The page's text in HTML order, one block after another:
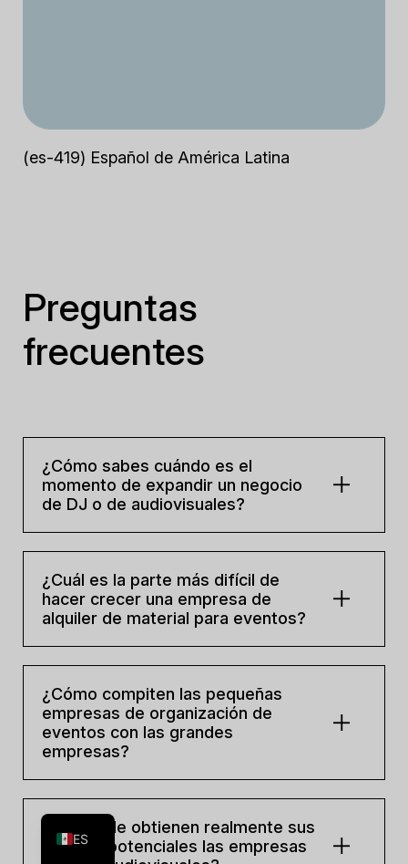
(es-419) Español de América Latina
Preguntas
frecuentes
¿Cómo sabes cuándo es el
momento de expandir un negocio
de DJ o de audiovisuales?
¿Cuál es la parte más difícil de
hacer crecer una empresa de
alquiler de material para eventos?
¿Cómo compiten las pequeñas
empresas de organización de
eventos con las grandes
empresas?
¿De dónde obtienen realmente sus
clientes potenciales las empresas
ES
FR